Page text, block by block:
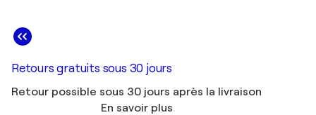
Retours gratuits sous 30 jours
Retour possible sous 30 jours après la livraison
En savoir plus